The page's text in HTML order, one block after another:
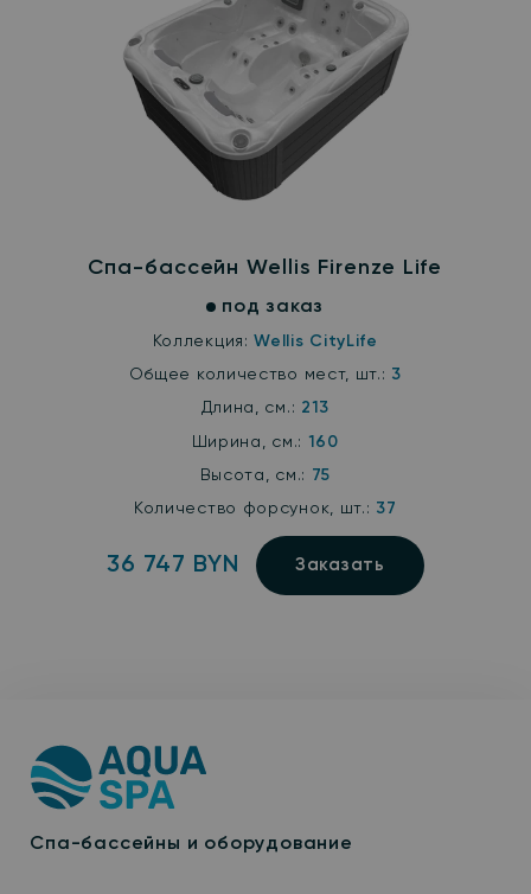
Спа-бассейн Wellis Firenze Life
под заказ
Коллекция:Wellis CityLife
Общее количество мест, шт.: 3
Длина, см.: 213
Ширина, см.: 160
Высота, см.: 75
Количество форсунок, шт.: 37
36 747 BYN Заказать
Спа-бассейны и оборудование